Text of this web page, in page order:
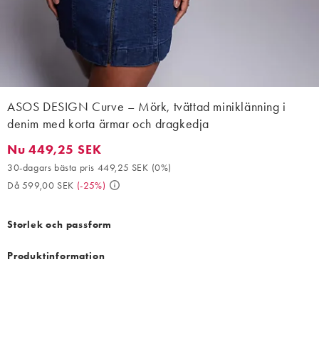
ASOS DESIGN Curve – Mörk, tvättad miniklänning i
denim med korta ärmar och dragkedja
Nu 449,25 SEK. 30-dagars bästa pris 449,25 SEK (0%). Då
Nu 449,25 SEK
30-dagars bästa pris 449,25 SEK (0%)
Då 599,00 SEK (-25%)
Storlek och passform
Produktinformation